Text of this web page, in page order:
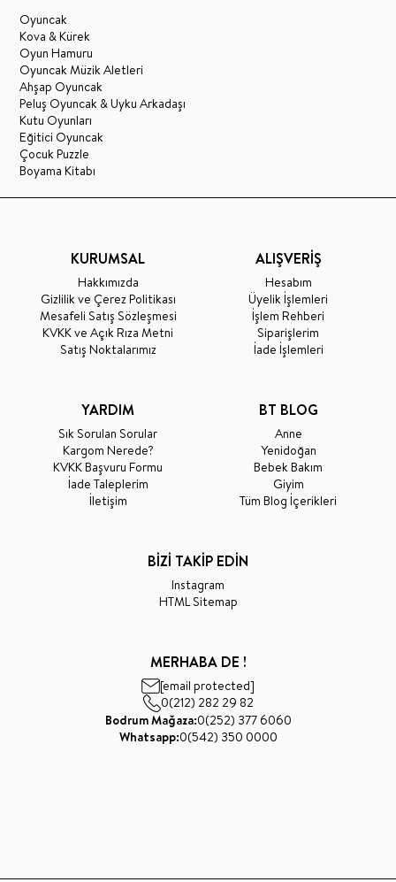
Oyuncak
Kova & Kürek
Oyun Hamuru
Oyuncak Müzik Aletleri
Ahşap Oyuncak
Peluş Oyuncak & Uyku Arkadaşı
Kutu Oyunları
Eğitici Oyuncak
Çocuk Puzzle
Boyama Kitabı
KURUMSAL
Hakkımızda
Gizlilik ve Çerez Politikası
Mesafeli Satış Sözleşmesi
KVKK ve Açık Rıza Metni
Satış Noktalarımız
ALIŞVERİŞ
Hesabım
Üyelik İşlemleri
İşlem Rehberi
Siparişlerim
İade İşlemleri
YARDIM
Sık Sorulan Sorular
Kargom Nerede?
KVKK Başvuru Formu
İade Taleplerim
İletişim
BT BLOG
Anne
Yenidoğan
Bebek Bakım
Giyim
Tüm Blog İçerikleri
BİZİ TAKİP EDİN
Instagram
HTML Sitemap
MERHABA DE !
[email protected]
0(212) 282 29 82
Bodrum Mağaza:0(252) 377 6060
Whatsapp:0(542) 350 0000